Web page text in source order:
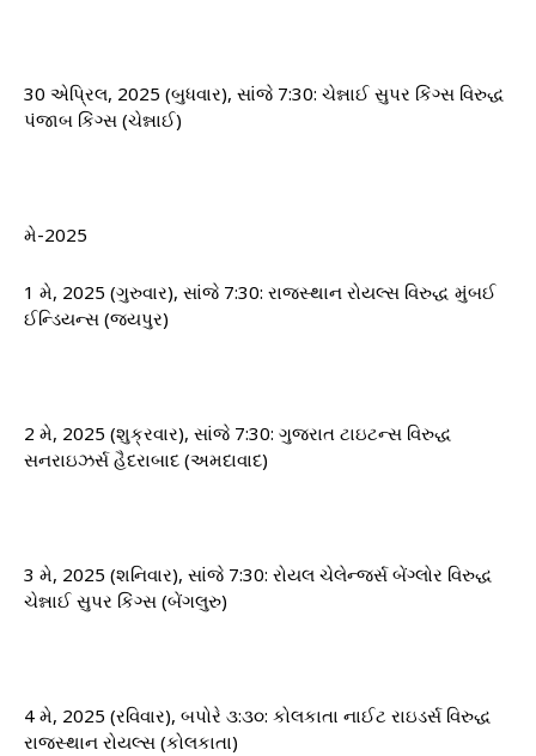
30 એપ્રિલ, 2025 (બુધવાર), સાંજે 7:30: ચેન્નાઈ સુપર કિંગ્સ વિરુદ્ધ
પંજાબ કિંગ્સ (ચેન્નાઈ)
મે-2025
1 મે, 2025 (ગુરુવાર), સાંજે 7:30: રાજસ્થાન રોયલ્સ વિરુદ્ધ મુંબઈ
ઈન્ડિયન્સ (જયપુર)
2 મે, 2025 (શુક્રવાર), સાંજે 7:30: ગુજરાત ટાઇટન્સ વિરુદ્ધ
સનરાઇઝર્સ હૈદરાબાદ (અમદાવાદ)
3 મે, 2025 (શનિવાર), સાંજે 7:30: રોયલ ચેલેન્જર્સ બેંગ્લોર વિરુદ્ધ
ચેન્નાઈ સુપર કિંગ્સ (બેંગલુરુ)
4 મે, 2025 (રવિવાર), બપોરે ૩:૩૦: કોલકાતા નાઈટ રાઇડર્સ વિરુદ્ધ
રાજસ્થાન રોયલ્સ (કોલકાતા)